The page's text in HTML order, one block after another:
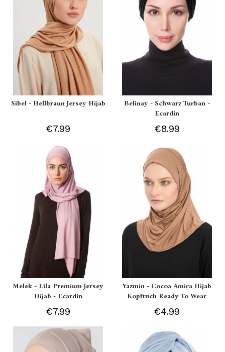
Sibel - Hellbraun Jersey Hijab
€7.99
Belinay - Schwarz Turban -
Ecardin
€8.99
Melek - Lila Premium Jersey
Hijab - Ecardin
€7.99
Yazmin - Cocoa Amira Hijab
Kopftuch Ready To Wear
€4.99